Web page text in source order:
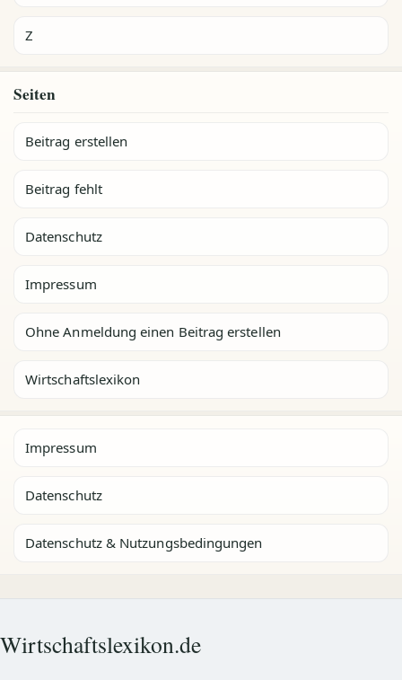
Z
Seiten
Beitrag erstellen
Beitrag fehlt
Datenschutz
Impressum
Ohne Anmeldung einen Beitrag erstellen
Wirtschaftslexikon
Impressum
Datenschutz
Datenschutz & Nutzungsbedingungen
Wirtschaftslexikon.de